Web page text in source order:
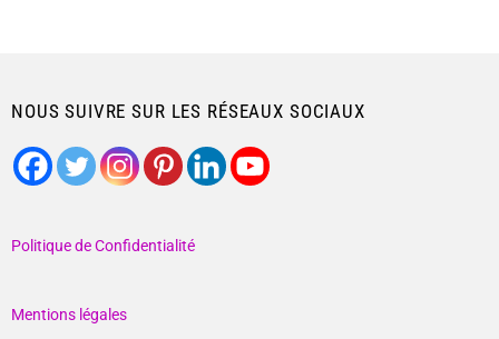
NOUS SUIVRE SUR LES RÉSEAUX SOCIAUX
Politique de Confidentialité
Mentions légales